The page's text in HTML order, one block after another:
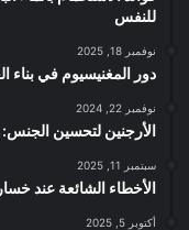
للنفس
نوفمبر 18, 2025
دور المغنيسيوم في بناء
نوفمبر 22, 2024
الأرجنين لتحسين الجنس:
سبتمبر 11, 2025
الأخطاء الشائعة عند
أكتوبر 5, 2025